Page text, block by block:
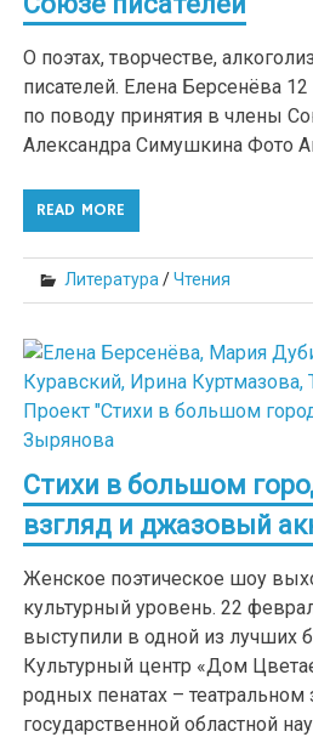
О поэтах, творчестве,
писателей. Елена Берсенёва
по поводу принятия в члены
Александра Симушкина Фото
READ MORE
Литература /Чтения
Стихи в большом
взгляд и джазовый
Женское поэтическое шоу
культурный уровень. 22
выступили в одной из лучших
Культурный центр «Дом
родных пенатах –
государственной областной